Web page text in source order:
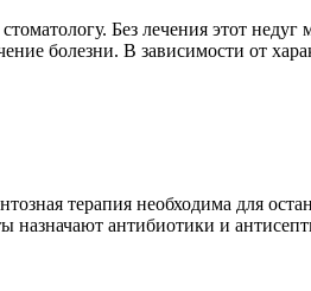
Без лечения этот
болезни. В зависимости от
терапия необходима для
назначают антибиотики и